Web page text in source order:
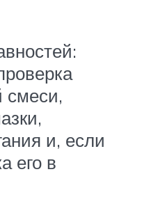
смеси,
и, если
его в